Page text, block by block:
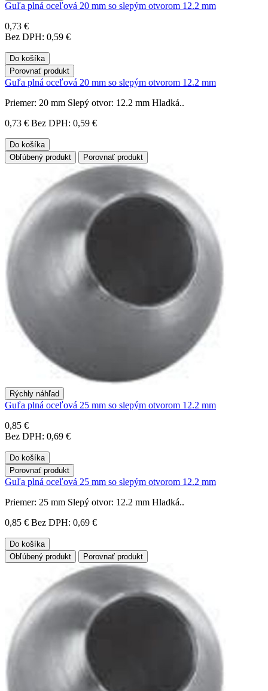
Guľa plná oceľová 20 mm so slepým otvorom 12.2 mm
0,73 €
Bez DPH: 0,59 €
Do košíka
Porovnať produkt
Guľa plná oceľová 20 mm so slepým otvorom 12.2 mm
Priemer: 20 mm Slepý otvor: 12.2 mm Hladká..
0,73 € Bez DPH: 0,59 €
Do košíka
Obľúbený produkt
Porovnať produkt
Rýchly náhľad
Guľa plná oceľová 25 mm so slepým otvorom 12.2 mm
0,85 €
Bez DPH: 0,69 €
Do košíka
Porovnať produkt
Guľa plná oceľová 25 mm so slepým otvorom 12.2 mm
Priemer: 25 mm Slepý otvor: 12.2 mm Hladká..
0,85 € Bez DPH: 0,69 €
Do košíka
Obľúbený produkt
Porovnať produkt